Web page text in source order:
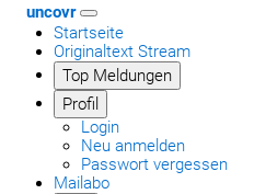
uncovr
Startseite
Originaltext Stream
Top Meldungen
Profil
Login
Neu anmelden
Passwort vergessen
Mailabo